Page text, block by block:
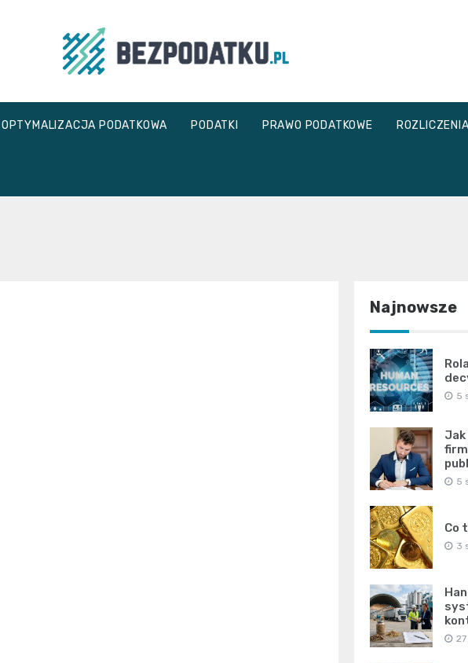
bezpodatku.pl
OPTYMALIZACJA PODATKOWA PODATKI PRAWO PODATKOWE ROZLICZENIA
Najnowsze
5
Jak
5
Co
3